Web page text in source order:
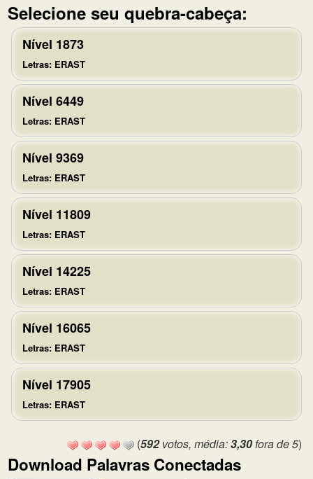
todas
as
letras
do
quebra-
cabeça:
Selecione seu quebra-cabeça:
Nível 1873
Letras: ERAST
Nível 6449
Letras: ERAST
Nível 9369
Letras: ERAST
Nível 11809
Letras: ERAST
Nível 14225
Letras: ERAST
Nível 16065
Letras: ERAST
Nível 17905
Letras: ERAST
(592votos, média:3,30fora de 5)
Download Palavras Conectadas